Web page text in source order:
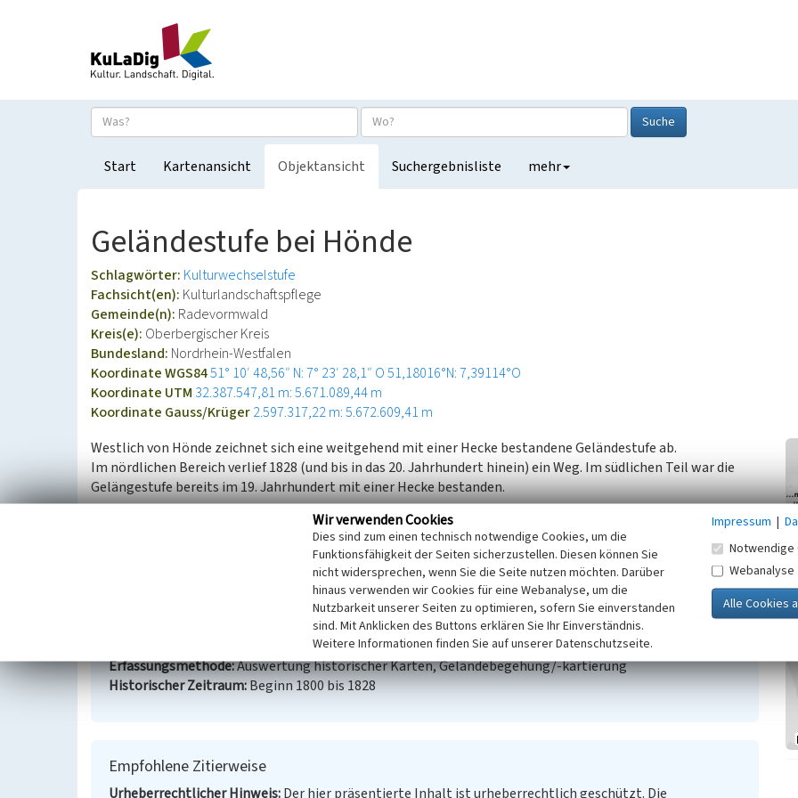
Suche
Start Kartenansicht Objektansicht Suchergebnisliste mehr
Geländestufe bei Hönde
Schlagwörter: Kulturwechselstufe
Fachsicht(en): Kulturlandschaftspflege
Gemeinde(n): Radevormwald
Kreis(e): Oberbergischer Kreis
Bundesland: Nordrhein-Westfalen
Koordinate WGS8451° 10′ 48,56″ N: 7° 23′ 28,1″ O51,18016°N: 7,39114°O
Koordinate UTM 32.387.547,81 m: 5.671.089,44 m
Koordinate Gauss/Krüger2.597.317,22 m: 5.672.609,41 m
Westlich von Hönde zeichnet sich eine weitgehend mit einer Hecke bestandene Geländestufe ab.
Im nördlichen Bereich verlief 1828 (und bis in das 20. Jahrhundert hinein) ein Weg. Im südlichen Teil war die
Gelängestufe bereits im 19. Jahrhundert mit einer Hecke bestanden.
Kulturwechselstufe
Kulturlandschaftspflege
i.d.R. 1:5.000 (größer als 1:20.000)
Erfassungsmethode Auswertung historischer Karten, Geländebegehung/-kartierung
Historischer Zeitraum Beginn 1800 bis 1828
Empfohlene Zitierweise
Urheberrechtlicher Hinweis Der hier präsentierte Inhalt ist urheberrechtlich geschützt. Die
Wir verwenden Cookies
Dies sind zum einen technisch notwendige Cookies, um die
Funktionsfähigkeit der Seiten sicherzustellen. Diesen können Sie
nicht widersprechen, wenn Sie die Seite nutzen möchten. Darüber
hinaus verwenden wir Cookies für eine Webanalyse, um die
Nutzbarkeit unserer Seiten zu optimieren, sofern Sie einverstanden
sind. Mit Anklicken des Buttons erklären Sie Ihr Einverständnis.
Weitere Informationen finden Sie auf unserer Datenschutzseite.
Impressum |
Notwendige
Webanalyse